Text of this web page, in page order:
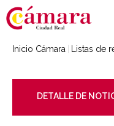
Inicio Cámara Listas de
DETALLE DE